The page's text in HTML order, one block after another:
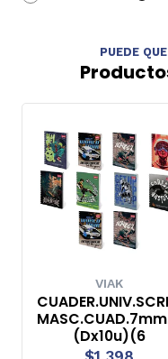
PUEDE
VIAK
(Dx10u)(6